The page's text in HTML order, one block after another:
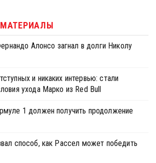
Алонсо загнал в долги Николу
и никаких интервью: стали
ухода Марко из Red Bull
1 должен получить продолжение
способ, как Рассел может победить